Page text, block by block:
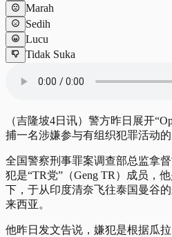
Marah
Sedih
Lucu
Tidak Suka
（吉隆坡4日讯）警方昨日展开
捕一名涉嫌参与有组织犯罪活动的
全国警察刑事罪案调查部总监拿
犯是“TR党”（Geng TR）成员，
下，于从印度清奈飞往泰国曼谷
来西亚。
他昨日发文告说，嫌犯是根据瓜